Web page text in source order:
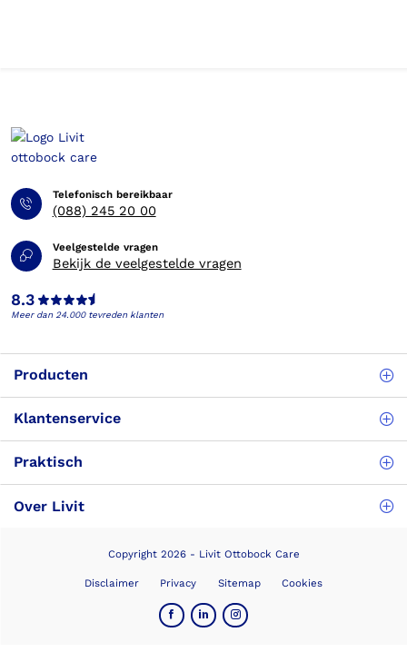
Telefonisch bereikbaar
(088) 245 20 00
Veelgestelde vragen
Bekijk de veelgestelde vragen
8.3
Meer dan 24.000 tevreden klanten
Producten
Klantenservice
Praktisch
Over Livit
Copyright 2026 - Livit Ottobock Care
Disclaimer Privacy Sitemap Cookies